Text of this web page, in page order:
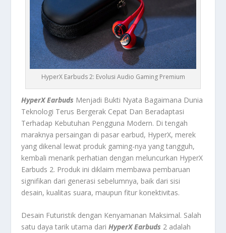
HyperX Earbuds 2: Evolusi Audio Gaming Premium
HyperX Earbuds Menjadi Bukti Nyata Bagaimana Dunia
Teknologi Terus Bergerak Cepat Dan Beradaptasi
Terhadap Kebutuhan Pengguna Modern. Di tengah
maraknya persaingan di pasar earbud, HyperX, merek
yang dikenal lewat produk gaming-nya yang tangguh,
kembali menarik perhatian dengan meluncurkan HyperX
Earbuds 2. Produk ini diklaim membawa pembaruan
signifikan dari generasi sebelumnya, baik dari sisi
desain, kualitas suara, maupun fitur konektivitas.
Desain Futuristik dengan Kenyamanan Maksimal. Salah
satu daya tarik utama dariHyperX Earbuds 2 adalah